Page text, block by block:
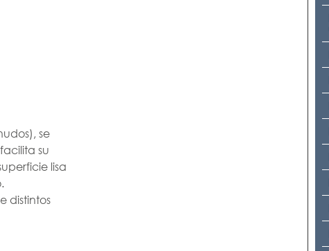
se
su
lisa
distintos